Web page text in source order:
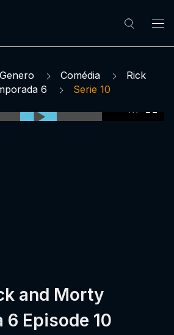
Genero Comédia
Rick
6 Serie 10
and Morty
6 Episode 10